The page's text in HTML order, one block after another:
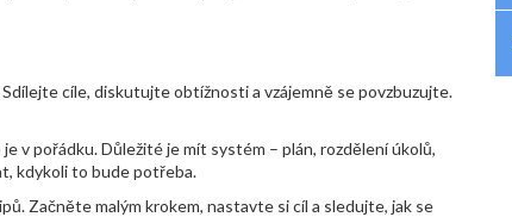
cíle, diskutujte obtížnosti a vzájemně se povzbuzujte.
v pořádku. Důležité je mít systém – plán, rozdělení úkolů,
kdykoli to bude potřeba.
Začněte malým krokem, nastavte si cíl a sledujte, jak se